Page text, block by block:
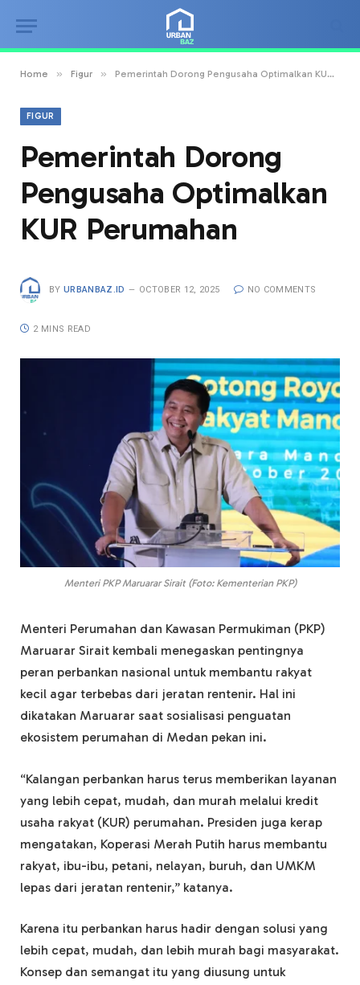
Home » Figur » Pemerintah Dorong Pengusaha Optimalkan KUR Perumahan
FIGUR
Pemerintah Dorong
Pengusaha Optimalkan
KUR Perumahan
BY URBANBAZ.ID OCTOBER 12, 2025 NO COMMENTS
2 MINS READ
Menteri PKP Maruarar Sirait (Foto: Kementerian PKP)
Menteri Perumahan dan Kawasan Permukiman (PKP)
Maruarar Sirait kembali menegaskan pentingnya
peran perbankan nasional untuk membantu rakyat
kecil agar terbebas dari jeratan rentenir. Hal ini
dikatakan Maruarar saat sosialisasi penguatan
ekosistem perumahan di Medan pekan ini.
“Kalangan perbankan harus terus memberikan layanan
yang lebih cepat, mudah, dan murah melalui kredit
usaha rakyat (KUR) perumahan. Presiden juga kerap
mengatakan, Koperasi Merah Putih harus membantu
rakyat, ibu-ibu, petani, nelayan, buruh, dan UMKM
lepas dari jeratan rentenir,” katanya.
Karena itu perbankan harus hadir dengan solusi yang
lebih cepat, mudah, dan lebih murah bagi masyarakat.
Konsep dan semangat itu yang diusung untuk